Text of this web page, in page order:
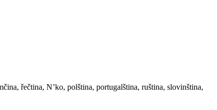
řečtina, N’ko, polština, portugalština, ruština, slovinština,